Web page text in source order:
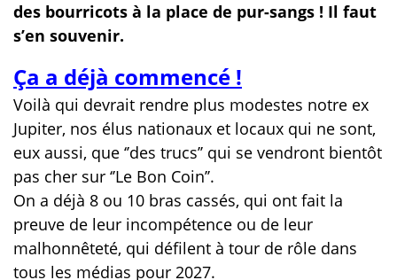
des bourricots à la place de pur-sangs ! Il faut
s’en souvenir.
Ça a déjà commencé !
Voilà qui devrait rendre plus modestes notre ex
Jupiter, nos élus nationaux et locaux qui ne sont,
eux aussi, que ‘’des trucs’’ qui se vendront bientôt
pas cher sur ‘’Le Bon Coin’’.
On a déjà 8 ou 10 bras cassés, qui ont fait la
preuve de leur incompétence ou de leur
malhonnêteté, qui défilent à tour de rôle dans
tous les médias pour 2027.